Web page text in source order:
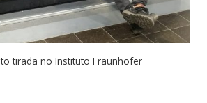
tirada no Instituto Fraunhofer